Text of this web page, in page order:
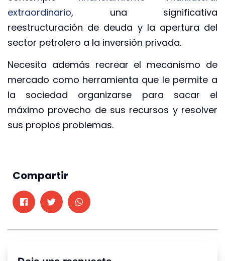
extraordinario, una significativa
reestructuración de deuda y la apertura del
sector petrolero a la inversión privada.
Necesita además recrear el mecanismo de
mercado como herramienta que le permite a
la sociedad organizarse para sacar el
máximo provecho de sus recursos y resolver
sus propios problemas.
Compartir